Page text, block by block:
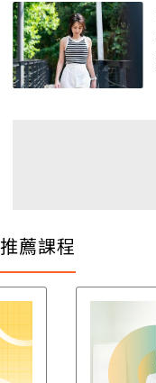
推薦課程